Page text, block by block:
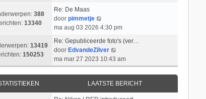
t
e
r
c
h
t
e
b
e
r
i
c
h
t
a
a
s
t
e
e
i
j
k
l
a
a
t
s
t
e
388
13340
Re: De Maas
door pimmetje
e
i
j
k
a
ma aug 03 2026 4:30 pm
13419
150253
Re: Gepubliceerde foto's (ver…
door EdvandeZilver
e
k
i
j
k
ma mar 27 2023 10:43 am
LAATSTE BERICHT